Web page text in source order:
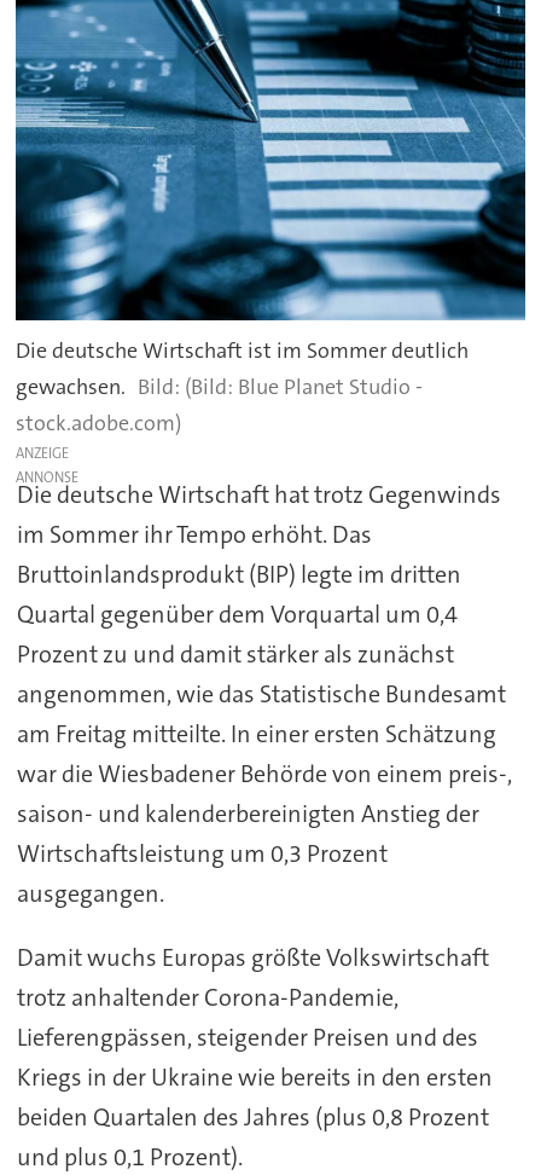
Die deutsche Wirtschaft ist im Sommer deutlich
gewachsen.
(Bild: Blue Planet Studio -
stock.adobe.com)
ANZEIGE
Die deutsche Wirtschaft hat trotz Gegenwinds
im Sommer ihr Tempo erhöht. Das
Bruttoinlandsprodukt (BIP) legte im dritten
Quartal gegenüber dem Vorquartal um 0,4
Prozent zu und damit stärker als zunächst
angenommen, wie das Statistische Bundesamt
am Freitag mitteilte. In einer ersten Schätzung
war die Wiesbadener Behörde von einem preis-,
saison- und kalenderbereinigten Anstieg der
Wirtschaftsleistung um 0,3 Prozent
ausgegangen.
Damit wuchs Europas größte Volkswirtschaft
trotz anhaltender Corona-Pandemie,
Lieferengpässen, steigender Preisen und des
Kriegs in der Ukraine wie bereits in den ersten
beiden Quartalen des Jahres (plus 0,8 Prozent
und plus 0,1 Prozent).